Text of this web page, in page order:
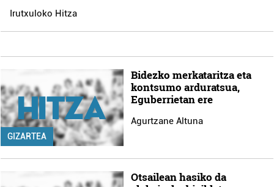
Irutxuloko Hitza
GIZARTEA
Bidezko merkataritza eta
kontsumo arduratsua,
Eguberrietan ere
Agurtzane Altuna
Otsailean hasiko da